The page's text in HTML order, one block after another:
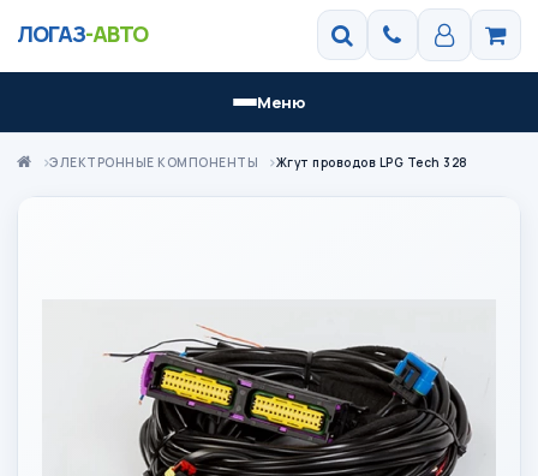
ЛОГАЗ-АВТО
Меню
ЭЛЕКТРОННЫЕ КОМПОНЕНТЫ Жгут проводов LPG Tech 328